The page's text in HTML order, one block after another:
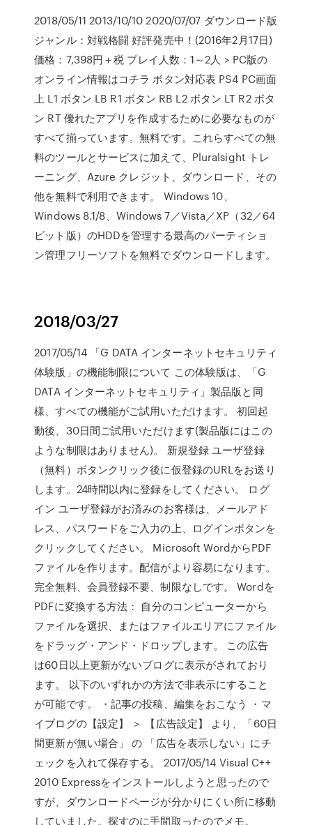
2018/05/11 2013/10/10 2020/07/07 ダウンロード版
ジャンル：対戦格闘 好評発売中！(2016年2月17日)
価格：7,398円＋税 プレイ人数：1～2人 > PC版の
オンライン情報はコチラ ボタン対応表 PS4 PC画面
上 L1 ボタン LB R1 ボタン RB L2 ボタン LT R2 ボタ
ン RT 優れたアプリを作成するために必要なものが
すべて揃っています。無料です。これらすべての無
料のツールとサービスに加えて、Pluralsight トレ
ーニング、Azure クレジット、ダウンロード、その
他を無料で利用できます。 Windows 10、
Windows 8.1/8、Windows 7／Vista／XP（32／64
ビット版）のHDDを管理する最高のパーティショ
ン管理フリーソフトを無料でダウンロードします。
2018/03/27
2017/05/14 「G DATA インターネットセキュリティ
体験版」の機能制限について この体験版は、「G
DATA インターネットセキュリティ」製品版と同
様、すべての機能がご試用いただけます。 初回起
動後、30日間ご試用いただけます(製品版にはこの
ような制限はありません)。 新規登録 ユーザ登録
（無料）ボタンクリック後に仮登録のURLをお送り
します。24時間以内に登録をしてください。 ログ
イン ユーザ登録がお済みのお客様は、メールアド
レス、パスワードをご入力の上、ログインボタンを
クリックしてください。 Microsoft WordからPDF
ファイルを作ります。配信がより容易になります。
完全無料、会員登録不要、制限なしです。 Wordを
PDFに変換する方法： 自分のコンピューターから
ファイルを選択、またはファイルエリアにファイル
をドラッグ・アンド・ドロップします。 この広告
は60日以上更新がないブログに表示がされており
ます。 以下のいずれかの方法で非表示にすること
が可能です。 ・記事の投稿、編集をおこなう ・マ
イブログの【設定】 ＞ 【広告設定】 より、「60日
間更新が無い場合」 の 「広告を表示しない」にチ
ェックを入れて保存する。 2017/05/14 Visual C++
2010 Expressをインストールしようと思ったので
すが、ダウンロードページが分かりにくい所に移動
していました。探すのに手間取ったのでメモ。